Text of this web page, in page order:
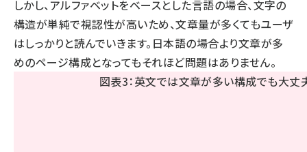
しかし、アルファベットをベースとした言語の場合、文字の
構造が単純で視認性が高いため、文章量が多くてもユーザ
はしっかりと読んでいきます。日本語の場合より文章が多
めのページ構成となってもそれほど問題はありません。